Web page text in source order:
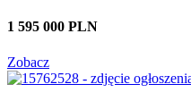
1 595 000 PLN
Zobacz